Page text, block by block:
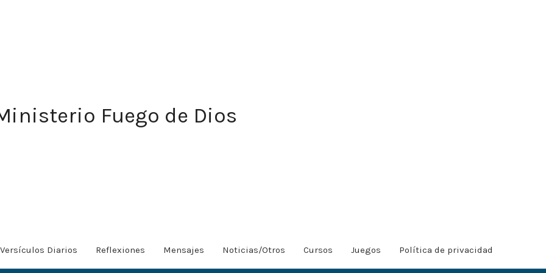
Fuego de Dios
Versículos Diarios Reflexiones Mensajes Noticias/Otros Cursos Juegos Política de privacidad